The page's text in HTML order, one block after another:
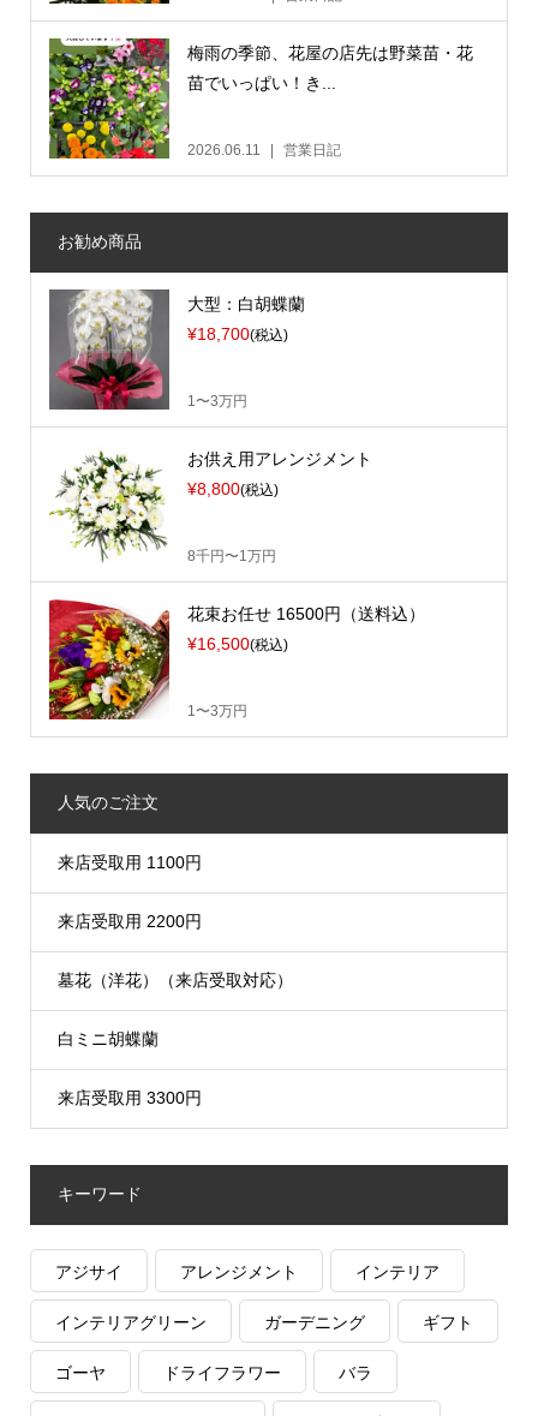
梅雨の季節、花屋の店先は野菜苗・花
苗でいっぱい！き...
2026.06.11 営業日記
お勧め商品
大型：白胡蝶蘭
¥18,700(税込)
1〜3万円
お供え用アレンジメント
¥8,800(税込)
8千円〜1万円
花束お任せ 16500円（送料込）
¥16,500(税込)
1〜3万円
人気のご注文
来店受取用 1100円
来店受取用 2200円
墓花（洋花）（来店受取対応）
白ミニ胡蝶蘭
来店受取用 3300円
キーワード
アジサイ アレンジメント インテリア
インテリアグリーン ガーデニング ギフト
ゴーヤ ドライフラワー バラ